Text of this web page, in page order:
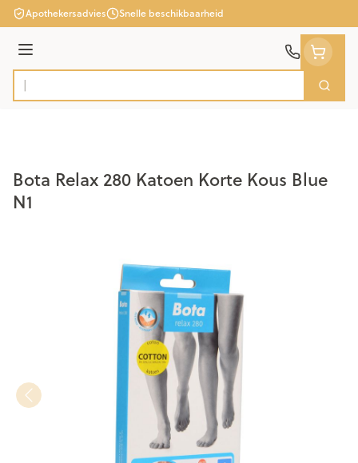
Ga naar de inhoud
Apothekersadvies Snelle beschikbaarheid
Menu
Product, merk, categorie...
Zoek
Bota Relax 280 Katoen Korte Kous Blue
N1